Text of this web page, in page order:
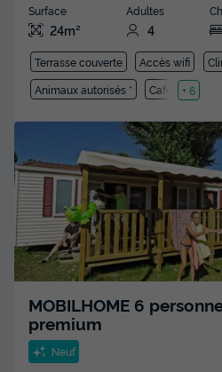
Surface
24m²
Adultes
4
Terrasse couverte Accès wifi
Animaux autorisés *
Cafetière
+ 6
MOBILHOME 6
premium
Neuf